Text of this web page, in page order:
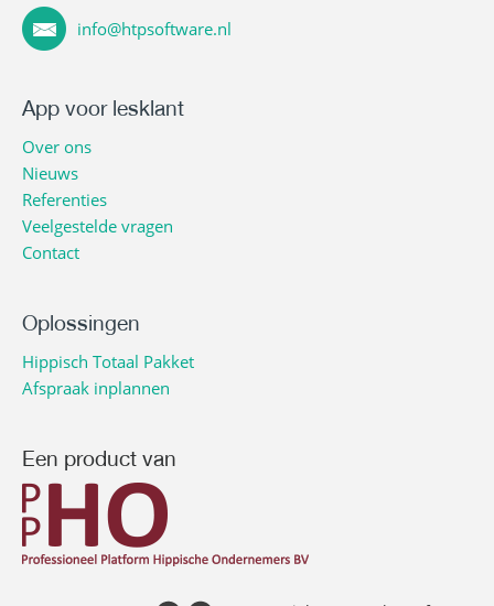
info@htpsoftware.nl
App voor lesklant
Over ons
Nieuws
Referenties
Veelgestelde vragen
Contact
Oplossingen
Hippisch Totaal Pakket
Afspraak inplannen
Een product van